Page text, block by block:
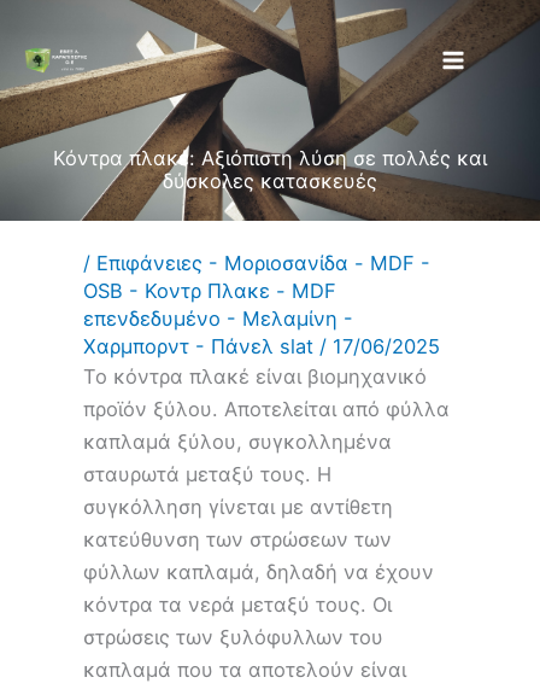
στο
περιεχόμενο
Κόντρα πλακέ: Αξιόπιστη λύση σε πολλές και
δύσκολες κατασκευές
/ Επιφάνειες - Μοριοσανίδα - MDF -
OSB - Κοντρ Πλακε - MDF
επενδεδυμένο - Μελαμίνη -
Χαρμπορντ - Πάνελ slat / 17/06/2025
Το κόντρα πλακέ είναι βιομηχανικό
προϊόν ξύλου. Αποτελείται από φύλλα
καπλαμά ξύλου, συγκολλημένα
σταυρωτά μεταξύ τους. Η
συγκόλληση γίνεται με αντίθετη
κατεύθυνση των στρώσεων των
φύλλων καπλαμά, δηλαδή να έχουν
κόντρα τα νερά μεταξύ τους. Οι
στρώσεις των ξυλόφυλλων του
καπλαμά που τα αποτελούν είναι